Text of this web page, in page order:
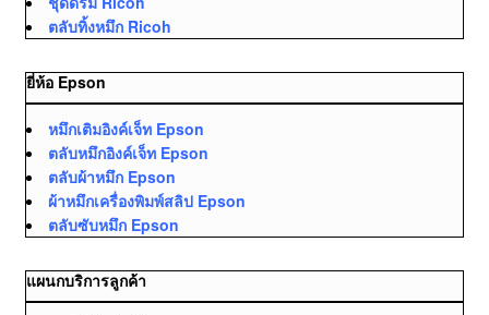
ตลับทิ้งหมึก Ricoh
ยี่ห้อ Epson
หมึกเติมอิงค์เจ็ท Epson
ตลับหมึกอิงค์เจ็ท Epson
ตลับผ้าหมึก Epson
ผ้าหมึกเครื่องพิมพ์สลิป Epson
ตลับซับหมึก Epson
แผนกบริการลูกค้า